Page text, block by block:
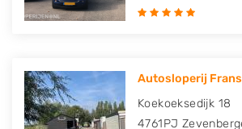
Autosloperij
Koekoeksedijk 18
4761PJ